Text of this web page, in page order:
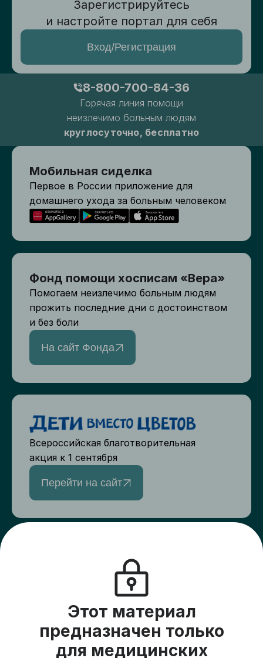
Этот материал
предназначен только
для медицинских
Зарегистрируйтесь
и настройте портал для себя
Вход/Регистрация
8-800-700-84-36
Горячая линия помощи
неизлечимо больным людям
круглосуточно, бесплатно
Мобильная сиделка
Первое в России приложение для
домашнего ухода за больным человеком
Фонд помощи хосписам «Вера»
Помогаем неизлечимо больным людям
прожить последние дни с достоинством
и без боли
На сайт Фонда
Всероссийская благотворительная
акция к 1 сентября
Перейти на сайт
Создайте сбор для друзей и подарите
пациентам хосписов жизнь на всю
оставшуюся жизнь
На платформу